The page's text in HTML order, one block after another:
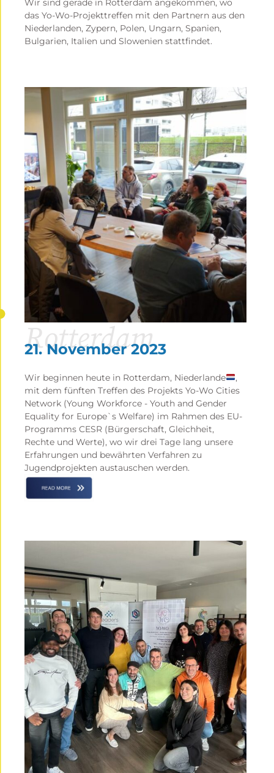
das Yo-Wo-Projekttreffen mit den Partnern aus den
Niederlanden, Zypern, Polen, Ungarn, Spanien,
Bulgarien, Italien und Slowenien stattfindet.
21. November 2023
Rotterdam
Wir beginnen heute in Rotterdam, Niederlande
,
mit dem fünften Treffen des Projekts Yo-Wo Cities
Network (Young Workforce - Youth and Gender
Equality for Europe`s Welfare) im Rahmen des EU-
Programms CESR (Bürgerschaft, Gleichheit,
Rechte und Werte), wo wir drei Tage lang unsere
Erfahrungen und bewährten Verfahren zu
Jugendprojekten austauschen werden.